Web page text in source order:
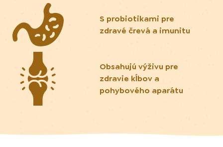
S probiotikami pre
zdravé črevá a imunitu
Obsahujú výživu pre
zdravie kĺbov a
pohybového aparátu